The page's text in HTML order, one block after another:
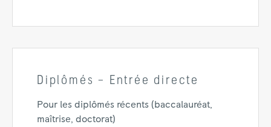
Diplômés – Entrée directe
Pour les diplômés récents (baccalauréat,
maîtrise, doctorat)